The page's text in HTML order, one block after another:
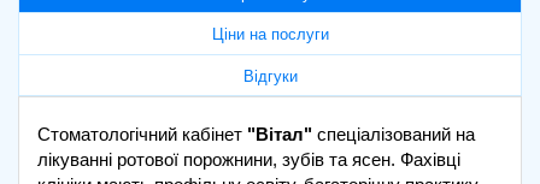
Ціни на послуги
Відгуки
Стоматологічний кабінет "Вітал" спеціалізований на
лікуванні ротової порожнини, зубів та ясен. Фахівці